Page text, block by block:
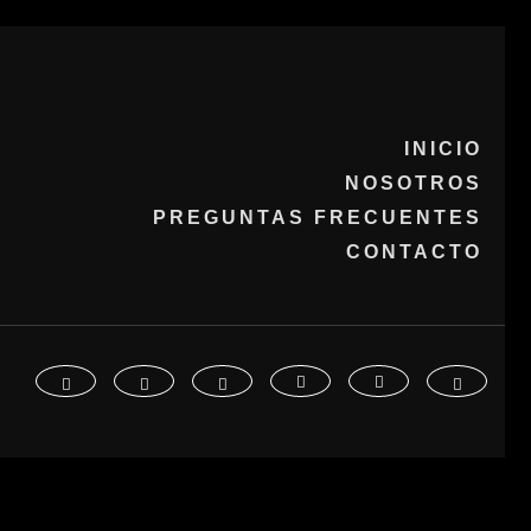
INICIO
NOSOTROS
PREGUNTAS FRECUENTES
CONTACTO